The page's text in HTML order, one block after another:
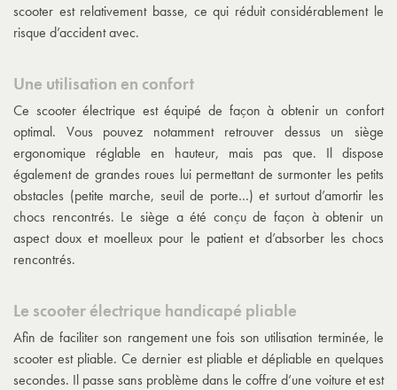
scooter est relativement basse, ce qui réduit considérablement le
risque d’accident avec.
Une utilisation en confort
Ce scooter électrique est équipé de façon à obtenir un confort
optimal. Vous pouvez notamment retrouver dessus un siège
ergonomique réglable en hauteur, mais pas que. Il dispose
également de grandes roues lui permettant de surmonter les petits
obstacles (petite marche, seuil de porte…) et surtout d’amortir les
chocs rencontrés. Le siège a été conçu de façon à obtenir un
aspect doux et moelleux pour le patient et d’absorber les chocs
rencontrés.
Le scooter électrique handicapé pliable
Afin de faciliter son rangement une fois son utilisation terminée, le
scooter est pliable. Ce dernier est pliable et dépliable en quelques
secondes. Il passe sans problème dans le coffre d’une voiture et est